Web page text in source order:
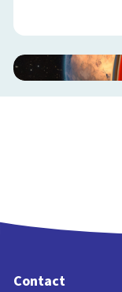
Contact